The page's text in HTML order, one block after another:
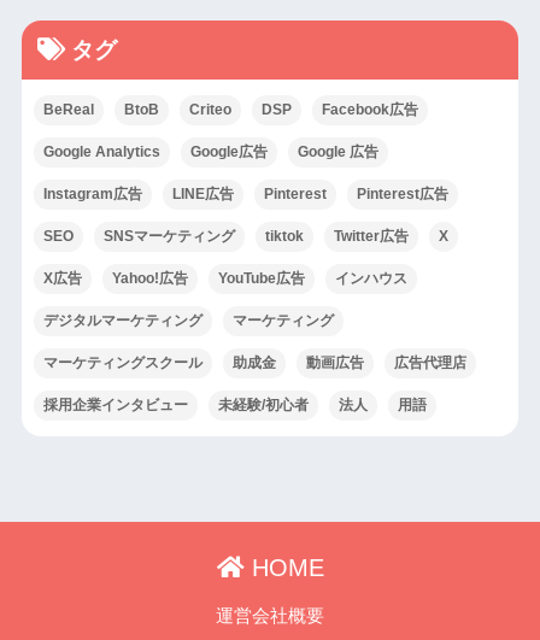
タグ
BeReal BtoB Criteo DSP Facebook広告
Google Analytics Google広告 Google 広告
Instagram広告 LINE広告 Pinterest Pinterest広告
SEO SNSマーケティング tiktok Twitter広告 X
X広告 Yahoo!広告 YouTube広告 インハウス
デジタルマーケティング マーケティング
マーケティングスクール 助成金 動画広告 広告代理店
採用企業インタビュー 未経験/初心者 法人 用語
HOME
運営会社概要